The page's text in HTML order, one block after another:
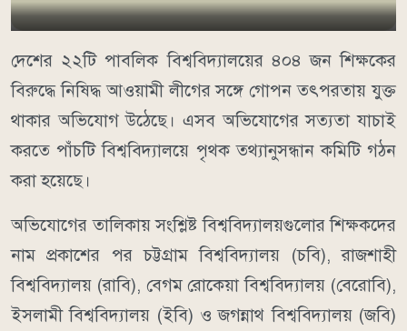
দেশের ২২টি পাবলিক বিশ্ববিদ্যালয়ের ৪০৪ জন শিক্ষকের
বিরুদ্ধে নিষিদ্ধ আওয়ামী লীগের সঙ্গে গোপন তৎপরতায় যুক্ত
থাকার অভিযোগ উঠেছে। এসব অভিযোগের সত্যতা যাচাই
করতে পাঁচটি বিশ্ববিদ্যালয়ে পৃথক তথ্যানুসন্ধান কমিটি গঠন
করা হয়েছে।
অভিযোগের তালিকায় সংশ্লিষ্ট বিশ্ববিদ্যালয়গুলোর শিক্ষকদের
নাম প্রকাশের পর চট্টগ্রাম বিশ্ববিদ্যালয় (চবি), রাজশাহী
বিশ্ববিদ্যালয় (রাবি), বেগম রোকেয়া বিশ্ববিদ্যালয় (বেরোবি),
ইসলামী বিশ্ববিদ্যালয় (ইবি) ও জগন্নাথ বিশ্ববিদ্যালয় (জবি)